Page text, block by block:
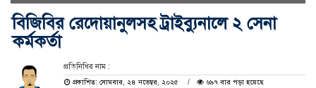
বিজিবির রেদোয়ানুলসহ ট্রাইব্যুনালে ২ সেনা
কর্মকর্তা
প্রতিনিধির নাম :
প্রকাশিত: সোমবার, ২৪ নভেম্বর, ২০২৫
৬৯৭ বার পড়া হয়েছে